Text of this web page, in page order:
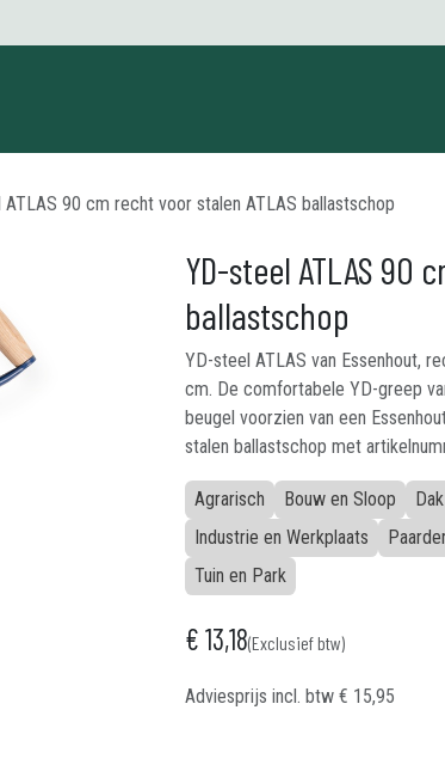
90 cm recht voor stalen ATLAS ballastschop
YD-steel ATLAS 90
ballastschop
YD-steel ATLAS van Essenhout,
cm. De comfortabele YD-greep
beugel voorzien van een
stalen ballastschop met
Agrarisch Bouw en Sloop
Industrie en Werkplaats
Tuin en Park
€ 13,18(Exclusief btw)
Adviesprijs incl. btw € 15,95